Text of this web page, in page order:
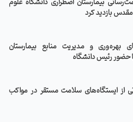
بیمارستان اضطراری دانشگاه علوم
بازدید کرد
بهره‌وری و مدیریت منابع بیمارستان
حضور رئیس دانشگاه
از ایستگاه‌های سلامت مستقر در مواکب